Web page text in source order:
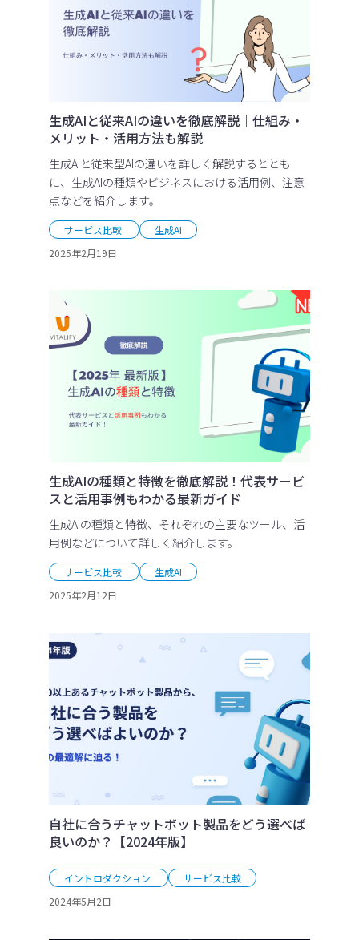
生成AIと従来AIの違いを徹底解説｜仕組み・
メリット・活用方法も解説
生成AIと従来型AIの違いを詳しく解説するととも
に、生成AIの種類やビジネスにおける活用例、注意
点などを紹介します。
サービス比較
生成AI
2025年2月19日
生成AIの種類と特徴を徹底解説！代表サービ
スと活用事例もわかる最新ガイド
生成AIの種類と特徴、それぞれの主要なツール、活
用例などについて詳しく紹介します。
サービス比較
生成AI
2025年2月12日
自社に合うチャットボット製品をどう選べば
良いのか？【2024年版】
イントロダクション
サービス比較
2024年5月2日